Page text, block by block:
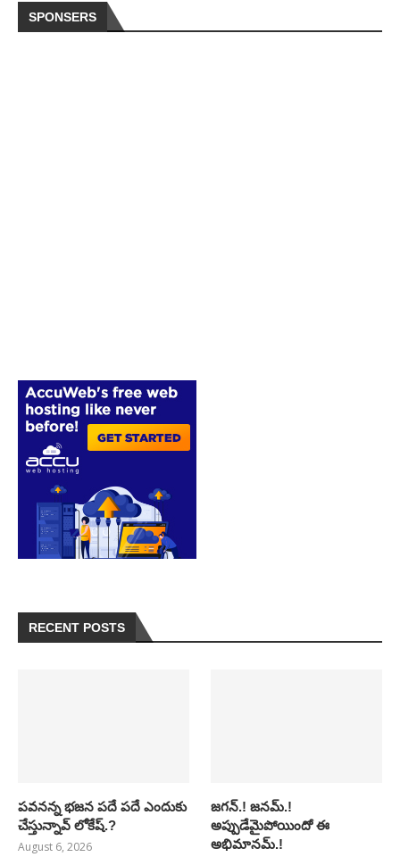
SPONSERS
RECENT POSTS
పవనన్న భజన పదే పదే ఎందుకు
చేస్తున్నావ్ లోకేష్.?
August 6, 2026
జగన్.! జనమ్.!
అప్పుడేమైపోయిందో ఈ
అభిమానమ్.!